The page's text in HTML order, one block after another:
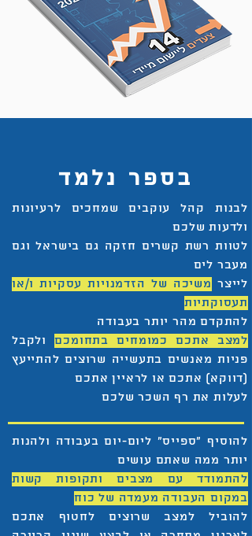
בספר נלמד
לבנות קהל עוקבים שמחכים לרעיונות
ולדעות שלכם
לטוות רשת קשרים חזקה גם בישראל וגם
מעבר לים
לייצר משיכה של הזדמנויות עסקיות ו/או
תעסוקתיות
להתקדם מהר יותר בעבודה
למצב אתכם כמומחים בתחומכםולקבל
פניות מאנשים בתעשייה שרוצים להתייעץ
(דווקא) אתכם או לראיין אתכם
לעלות את רף השכר שלכם
להוסיף ״ספייס״ ליום-יום בעבודה ולהנות
יותר ממה שאתם עושים
להתמודד עם מצבים ותקופות קשות
במקום העבודה מעמדה של כוח
להוביל למצב שרוצים לחטוף אתכם